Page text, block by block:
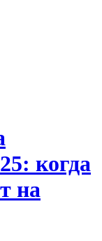
когда
на